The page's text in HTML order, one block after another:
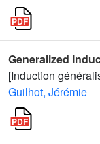
Generalized
[Induction
Guilhot, Jérémie